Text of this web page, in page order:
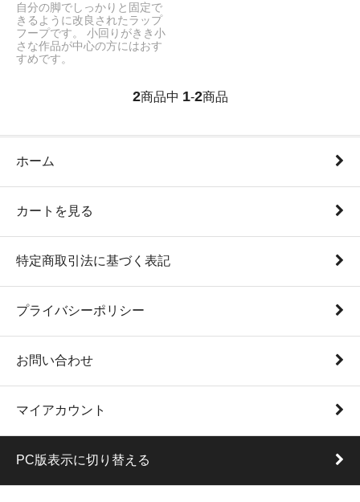
自分の脚でしっかりと固定で
きるように改良されたラップ
フープです。 小回りがきき小
さな作品が中心の方にはおす
すめです。
2商品中 1-2商品
ホーム
カートを見る
特定商取引法に基づく表記
プライバシーポリシー
お問い合わせ
マイアカウント
PC版表示に切り替える